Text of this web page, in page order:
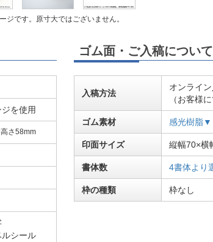
です。原寸大ではございません。
を使用
さ58mm
シール
ゴム面・ご入稿について
入稿方法
オンライ
（お客様
ゴム素材 感光樹脂▼
印面サイズ 縦幅70×横
書体数 4書体より
枠の種類 枠なし